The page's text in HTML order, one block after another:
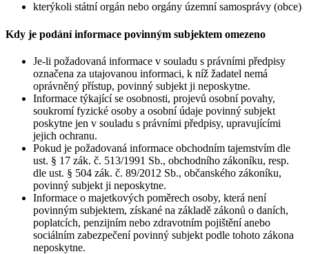
kterýkoli státní orgán nebo orgány územní samosprávy (obce)
Kdy je podání informace povinným subjektem omezeno
Je-li požadovaná informace v souladu s právními předpisy
označena za utajovanou informaci, k níž žadatel nemá
oprávněný přístup, povinný subjekt ji neposkytne.
Informace týkající se osobnosti, projevů osobní povahy,
soukromí fyzické osoby a osobní údaje povinný subjekt
poskytne jen v souladu s právními předpisy, upravujícími
jejich ochranu.
Pokud je požadovaná informace obchodním tajemstvím dle
ust. § 17 zák. č. 513/1991 Sb., obchodního zákoníku, resp.
dle ust. § 504 zák. č. 89/2012 Sb., občanského zákoníku,
povinný subjekt ji neposkytne.
Informace o majetkových poměrech osoby, která není
povinným subjektem, získané na základě zákonů o daních,
poplatcích, penzijním nebo zdravotním pojištění anebo
sociálním zabezpečení povinný subjekt podle tohoto zákona
neposkytne.